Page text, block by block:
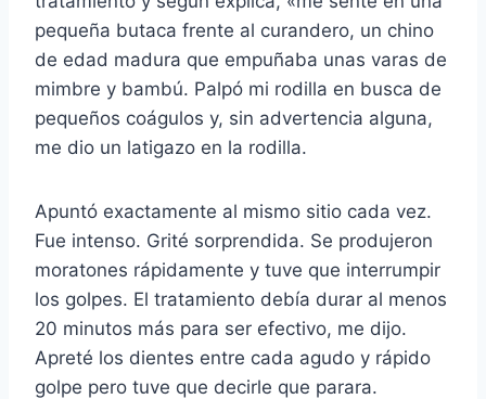
pequeña butaca frente al curandero, un chino
de edad madura que empuñaba unas varas de
mimbre y bambú. Palpó mi rodilla en busca de
pequeños coágulos y, sin advertencia alguna,
me dio un latigazo en la rodilla.
Apuntó exactamente al mismo sitio cada vez.
Fue intenso. Grité sorprendida. Se produjeron
moratones rápidamente y tuve que interrumpir
los golpes. El tratamiento debía durar al menos
20 minutos más para ser efectivo, me dijo.
Apreté los dientes entre cada agudo y rápido
golpe pero tuve que decirle que parara.